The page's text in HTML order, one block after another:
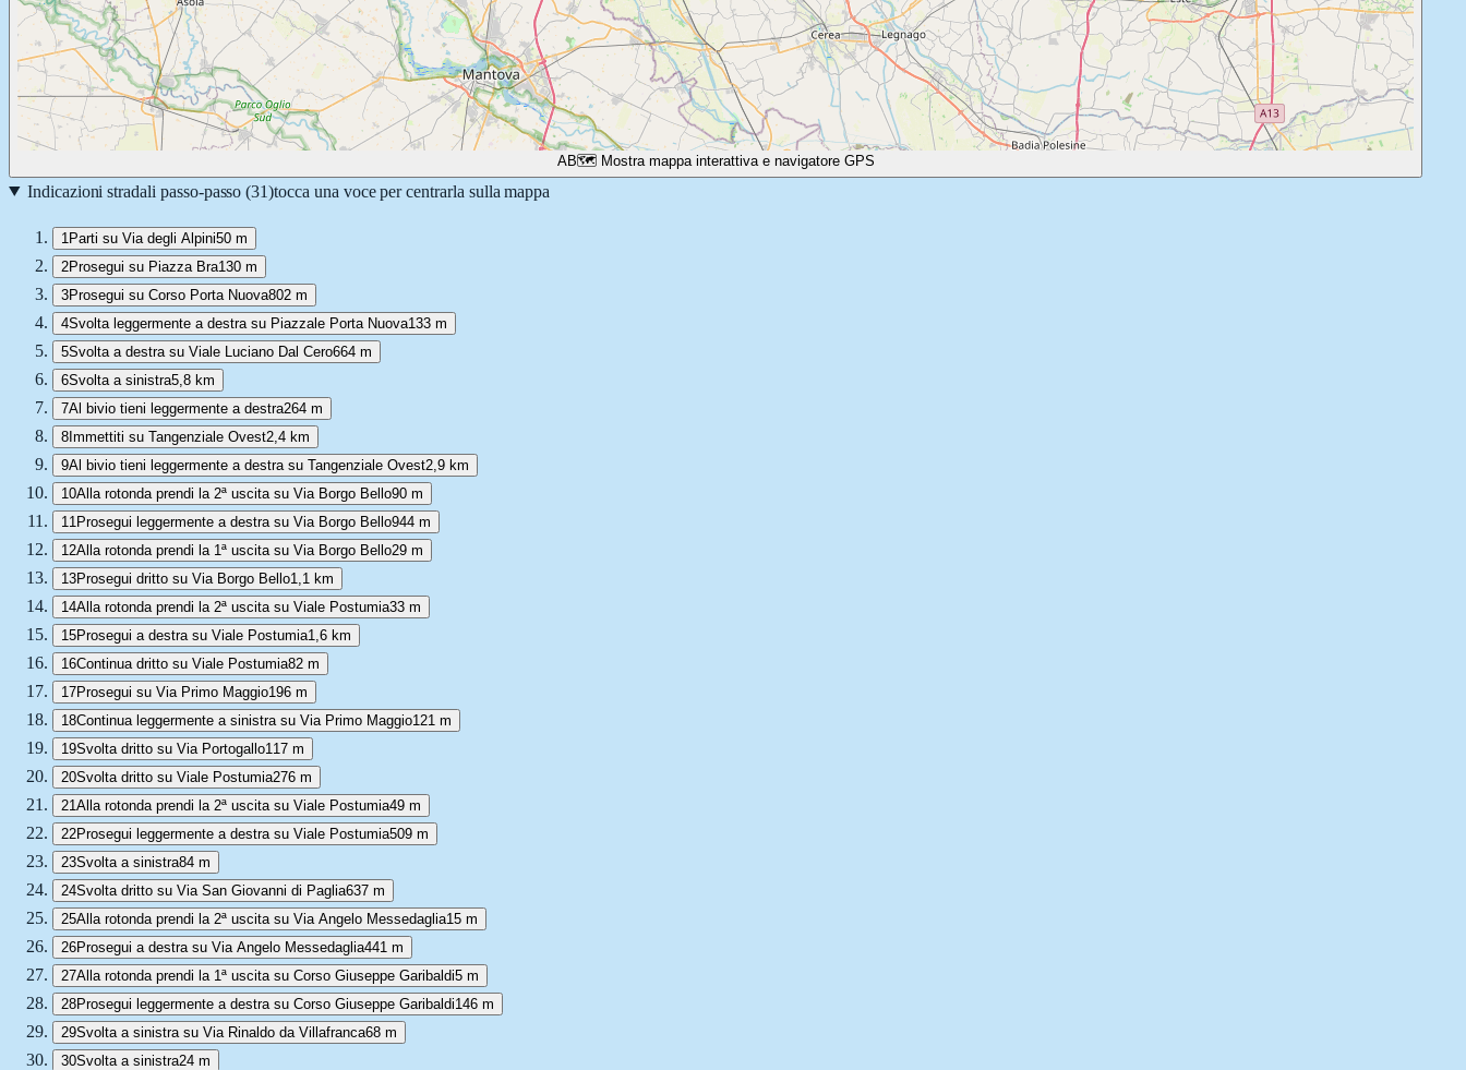
AB🗺️ Mostra mappa interattiva e navigatore GPS
Indicazioni stradali passo-passo (31)tocca una voce per centrarla sulla mappa
1 Parti su Via degli Alpini50 m
2Prosegui su Piazza Bra130 m
3Prosegui su Corso Porta Nuova802 m
4Svolta leggermente a destra su Piazzale Porta Nuova133 m
5Svolta a destra su Viale Luciano Dal Cero664 m
6Svolta a sinistra5,8 km
7Al bivio tieni leggermente a destra264 m
8Immettiti su Tangenziale Ovest2,4 km
9Al bivio tieni leggermente a destra su Tangenziale Ovest2,9 km
10Alla rotonda prendi la 2ª uscita su Via Borgo Bello90 m
11 Prosegui leggermente a destra su Via Borgo Bello944 m
12Alla rotonda prendi la 1ª uscita su Via Borgo Bello29 m
13Prosegui dritto su Via Borgo Bello1,1 km
14Alla rotonda prendi la 2ª uscita su Viale Postumia33 m
15Prosegui a destra su Viale Postumia1,6 km
16Continua dritto su Viale Postumia82 m
17Prosegui su Via Primo Maggio196 m
18Continua leggermente a sinistra su Via Primo Maggio121 m
19Svolta dritto su Via Portogallo117 m
20Svolta dritto su Viale Postumia276 m
21Alla rotonda prendi la 2ª uscita su Viale Postumia49 m
22Prosegui leggermente a destra su Viale Postumia509 m
23Svolta a sinistra84 m
24Svolta dritto su Via San Giovanni di Paglia637 m
25Alla rotonda prendi la 2ª uscita su Via Angelo Messedaglia15 m
26Prosegui a destra su Via Angelo Messedaglia441 m
27Alla rotonda prendi la 1ª uscita su Corso Giuseppe Garibaldi5 m
28Prosegui leggermente a destra su Corso Giuseppe Garibaldi146 m
29Svolta a sinistra su Via Rinaldo da Villafranca68 m
30Svolta a sinistra24 m